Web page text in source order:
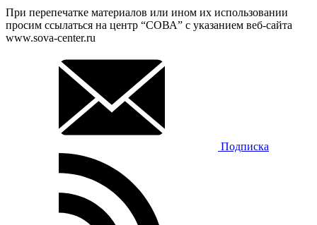
При перепечатке материалов или ином их использовании
просим ссылаться на центр “СОВА” с указанием веб-сайта
www.sova-center.ru
Подписка